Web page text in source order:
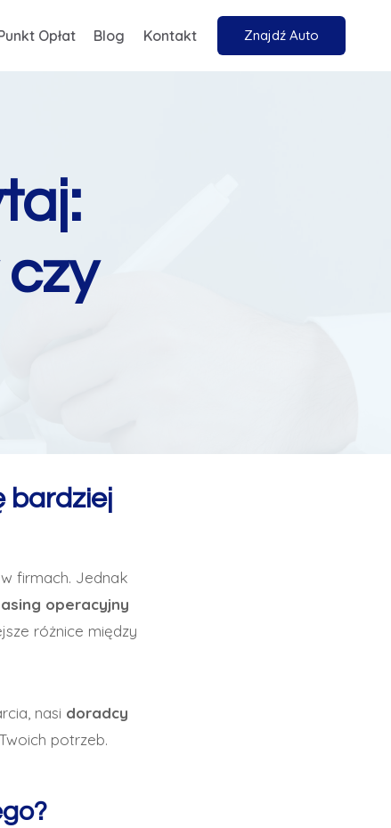
Opłat Blog Kontakt Znajdź Auto
bardziej
firmach. Jednak
operacyjny
różnice między
nasi doradcy
potrzeb.